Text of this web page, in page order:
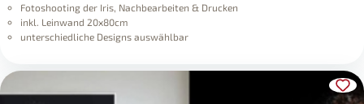
Fotoshooting der Iris, Nachbearbeiten & Drucken
inkl. Leinwand 20x80cm
unterschiedliche Designs auswählbar